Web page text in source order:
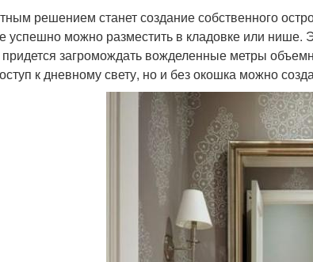
решением станет создание собственного
успешно можно разместить в кладовке или нише.
придется загромождать вожделенные метры
к дневному свету, но и без окошка можно